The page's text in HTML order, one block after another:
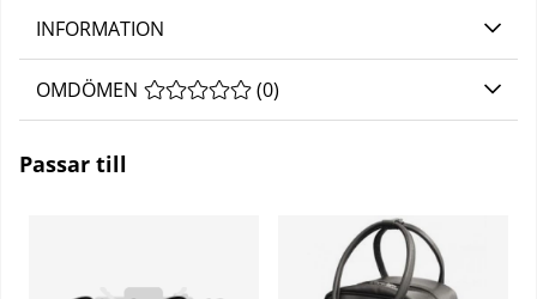
INFORMATION
OMDÖMEN MEDELBETYG 0 AV 5 ANTAL BETYG 0
(0)
Passar till